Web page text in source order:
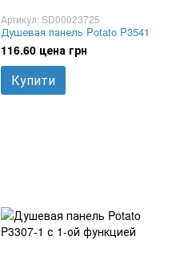
Артикул: SD00023725
Душевая панель Potato P3541
116.60 цена грн
Купити